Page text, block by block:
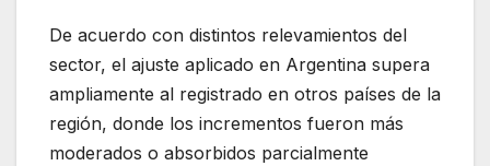
De acuerdo con distintos relevamientos del
sector, el ajuste aplicado en Argentina supera
ampliamente al registrado en otros países de la
región, donde los incrementos fueron más
moderados o absorbidos parcialmente